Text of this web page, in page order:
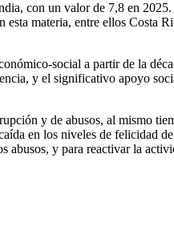
con un valor de 7,8 en
materia, entre ellos
social a partir de la
y el significativo apoyo
y de abusos, al mismo
en los niveles de felicidad
abusos, y para reactivar la